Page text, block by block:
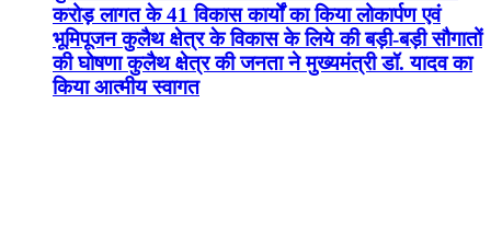
करोड़ लागत के 41 विकास कार्यों का किया लोकार्पण एवं
भूमिपूजन कुलैथ क्षेत्र के विकास के लिये की बड़ी-बड़ी सौगातों
की घोषणा कुलैथ क्षेत्र की जनता ने मुख्यमंत्री डॉ. यादव का
किया आत्मीय स्वागत